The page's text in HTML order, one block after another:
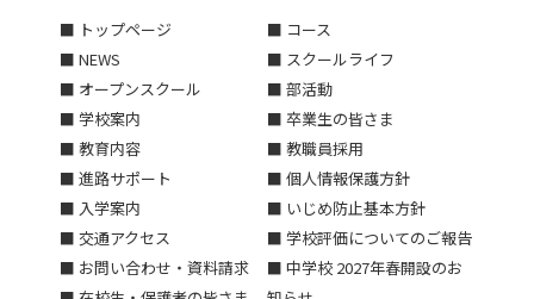
■ トップページ
■ NEWS
■ オープンスクール
■ 学校案内
■ 教育内容
■ 進路サポート
■ 入学案内
■ 交通アクセス
■ お問い合わせ・資料請求
■ コース
■ スクールライフ
■ 部活動
■ 卒業生の皆さま
■ 教職員採用
■ 個人情報保護方針
■ いじめ防止基本方針
■ 学校評価についてのご報告
■ 中学校 2027年春開設のお